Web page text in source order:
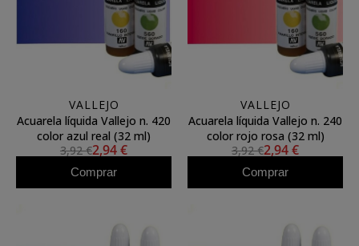
VALLEJO
Acuarela líquida Vallejo n. 420
color azul real (32 ml)
3,92 €2,94 €
Comprar
VALLEJO
Acuarela líquida Vallejo n. 240
color rojo rosa (32 ml)
3,92 €2,94 €
Comprar